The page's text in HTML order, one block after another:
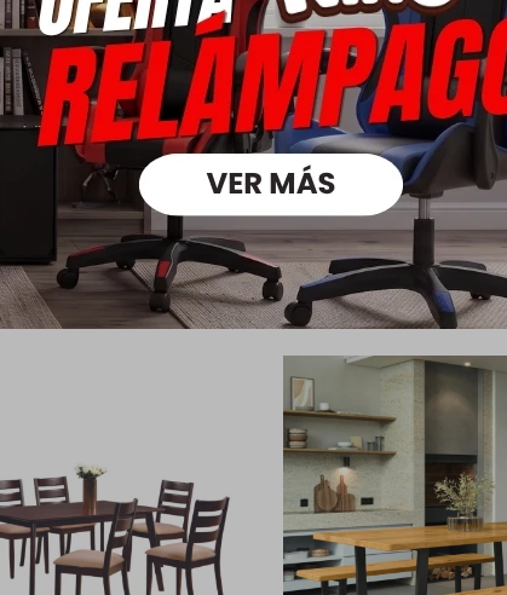
Todas
Ver mas
que te pueden